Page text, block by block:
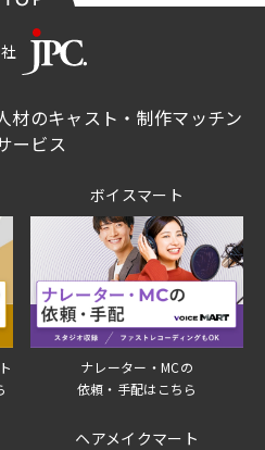
材のキャスト・制作マッチン
ービス
ボイスマート
ナレーター・MCの
依頼・手配はこちら
ヘアメイクマート